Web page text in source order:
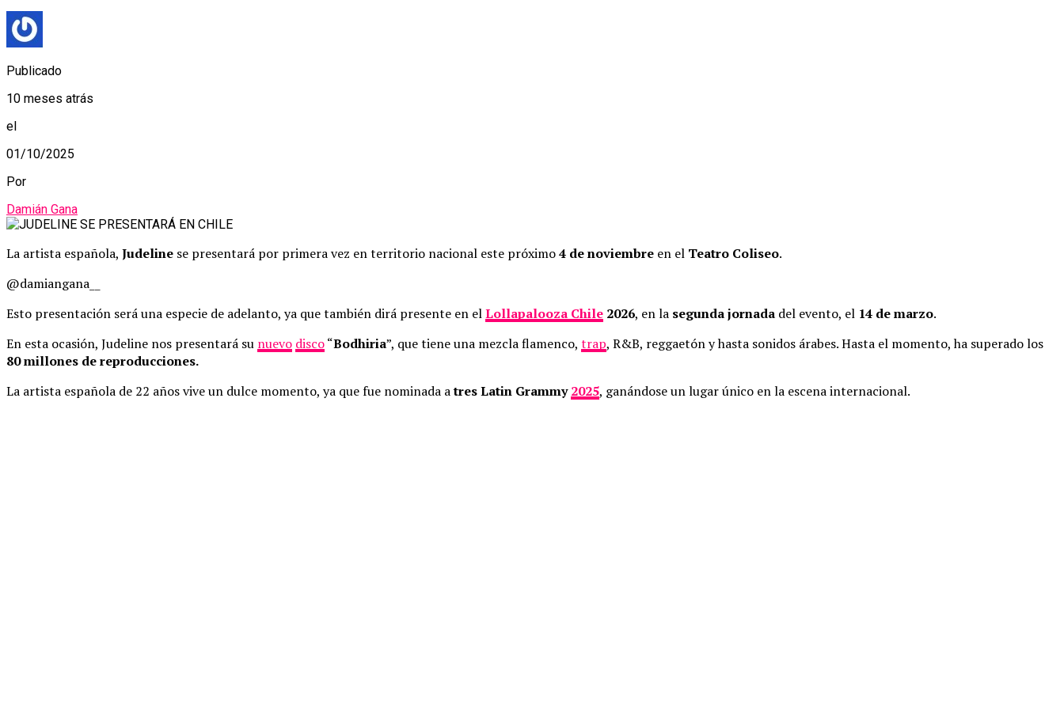
Publicado
10 meses atrás
el
01/10/2025
Por
Damián Gana
La artista española, Judeline se presentará por primera vez en territorio nacional este próximo4 de noviembre en el Teatro Coliseo.
@damiangana__
Esto presentación será una especie de adelanto, ya que también dirá presente en elLollapalooza Chile 2026, en la segunda jornada del evento, el 14 de marzo.
En esta ocasión, Judeline nos presentará su nuevo disco“Bodhiria”, que tiene una mezcla flamenco, trap, R&B, reggaetón y hasta sonidos árabes. Hasta el momento, ha superado los
80 millones de reproducciones.
La artista española de 22 años vive un dulce momento, ya que fue nominada atres Latin Grammy2025, ganándose un lugar único en la escena internacional.